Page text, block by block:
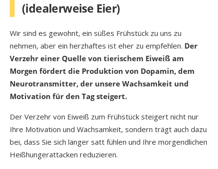
(idealerweise Eier)
Wir sind es gewohnt, ein süßes Frühstück zu uns zu
nehmen, aber ein herzhaftes ist eher zu empfehlen. Der
Verzehr einer Quelle von tierischem Eiweiß am
Morgen fördert die Produktion von Dopamin, dem
Neurotransmitter, der unsere Wachsamkeit und
Motivation für den Tag steigert.
Der Verzehr von Eiweiß zum Frühstück steigert nicht nur
Ihre Motivation und Wachsamkeit, sondern trägt auch dazu
bei, dass Sie sich länger satt fühlen und Ihre morgendlichen
Heißhungerattacken reduzieren.